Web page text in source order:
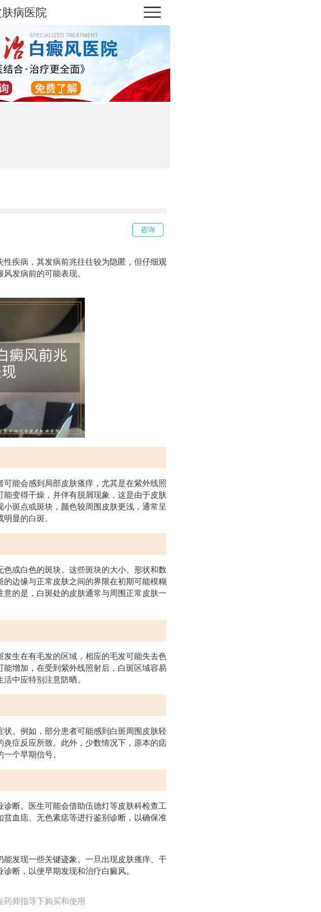
病医院
咨询
疾病，其发病前兆往往较为隐匿，但仔细观
发病前的可能表现。
能会感到局部皮肤瘙痒，尤其是在紫外线照
变得干燥，并伴有脱屑现象，这是由于皮肤
斑点或斑块，颜色较周围皮肤更浅，通常呈
显的白斑。
或白色的斑块。这些斑块的大小、形状和数
边缘与正常皮肤之间的界限在初期可能模糊
的是，白斑处的皮肤通常与周围正常皮肤一
生在有毛发的区域，相应的毛发可能失去色
增加，在受到紫外线照射后，白斑区域容易
中应特别注意防晒。
。例如，部分患者可能感到白斑周围皮肤轻
症反应所致。此外，少数情况下，原本的痣
个早期信号。
断。医生可能会借助伍德灯等皮肤科检查工
血痣、无色素痣等进行鉴别诊断，以确保准
发现一些关键迹象。一旦出现皮肤瘙痒、干
断，以便早期发现和治疗白癜风。
师指导下购买和使用